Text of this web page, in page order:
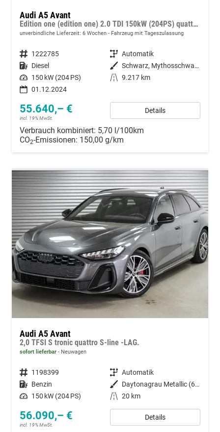
Audi A5 Avant
Edition one (edition one) 2.0 TDI 150kW (204PS) quattro 7-Gang-Tiptronic
unverbindliche Lieferzeit: 6 Wochen Fahrzeug mit Tageszulassung
Fahrzeugnummer 1222785 Getriebe Automatik
Kraftstoff Diesel Außenfarbe
Schwarz, Mythosschwarz Metallic (0E)
Leistung 150 kW (204 PS) Kilometerstand 9.217 km
01.12.2024
55.640,– €
incl. 19% MwSt.
Details
Verbrauch kombiniert: 5,70 l/100km
CO2-Emissionen: 150,00 g/km
Audi A5 Avant
2,0 TFSI S tronic quattro S-line -LAG.
sofort lieferbar Neuwagen
Fahrzeugnummer 1198399 Getriebe Automatik
Kraftstoff Benzin Außenfarbe
Daytonagrau Metallic (6Y)
Leistung 150 kW (204 PS) Kilometerstand 20 km
56.090,– €
incl. 19% MwSt.
Details